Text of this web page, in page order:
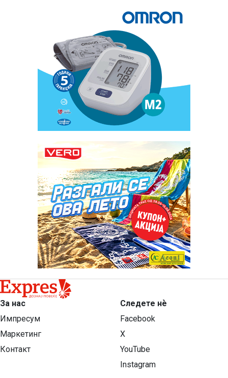
За нас
Импресум
Маркетинг
Контакт
Следете нѐ
Facebook
X
YouTube
Instagram